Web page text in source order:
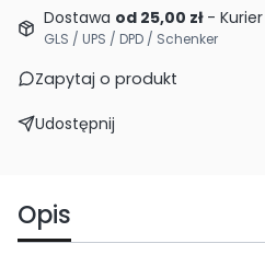
Dostawa od 25,00 zł - Kurier
GLS / UPS / DPD / Schenker
Zapytaj o produkt
Udostępnij
Opis